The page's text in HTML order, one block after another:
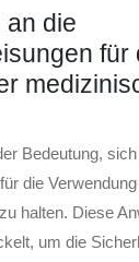
an die
für
Bedeutung,
die
halten. Diese
um die